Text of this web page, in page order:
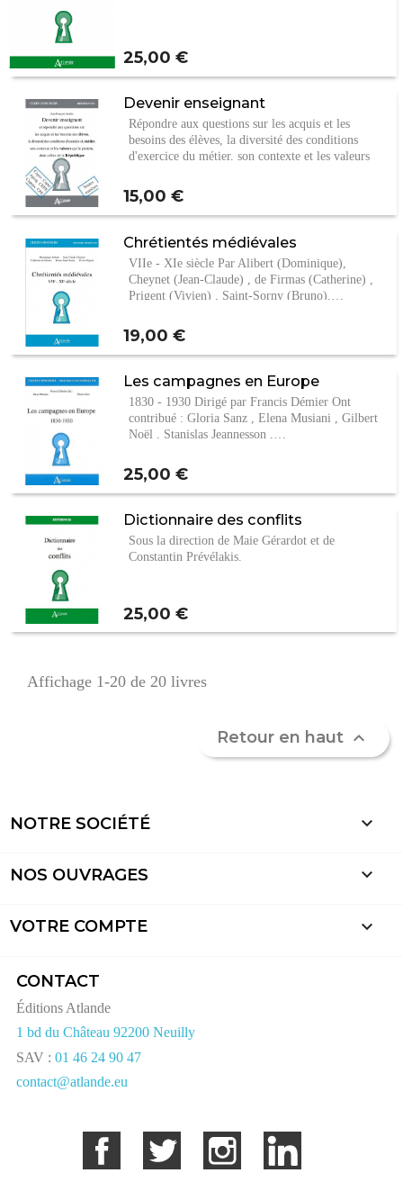
Prix
25,00 €
Devenir enseignant
Répondre aux questions sur les acquis et les
besoins des élèves, la diversité des conditions
d'exercice du métier, son contexte et les valeurs
Prix
15,00 €
Chrétientés médiévales
VIIe - XIe siècle Par Alibert (Dominique),
Cheynet (Jean-Claude) , de Firmas (Catherine) ,
Prigent (Vivien) , Saint-Sorny (Bruno).…
Prix
19,00 €
Les campagnes en Europe
1830 - 1930 Dirigé par Francis Démier Ont
contribué : Gloria Sanz , Elena Musiani , Gilbert
Noël , Stanislas Jeannesson ,…
Prix
25,00 €
Dictionnaire des conflits
Sous la direction de Maie Gérardot et de
Constantin Prévélakis.
Prix
25,00 €
Affichage 1-20 de 20 livres
Retour en haut 
NOTRE SOCIÉTÉ 
NOS OUVRAGES 
VOTRE COMPTE 
CONTACT
Éditions Atlande
1 bd du Château 92200 Neuilly
SAV : 01 46 24 90 47
contact@atlande.eu
Facebook Twitter Instagram